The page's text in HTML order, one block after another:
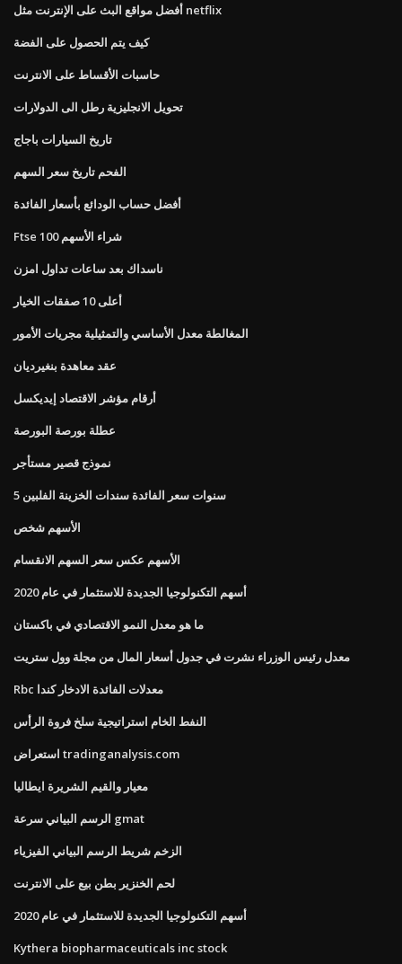
أفضل مواقع البث على الإنترنت مثل netflix
كيف يتم الحصول على الفضة
حاسبات الأقساط على الانترنت
تحويل الانجليزية رطل الى الدولارات
تاريخ السيارات باجاج
الفحم تاريخ سعر السهم
أفضل حساب الودائع بأسعار الفائدة
Ftse 100 شراء الأسهم
ناسداك بعد ساعات تداول امزن
أعلى 10 صفقات الخيار
المغالطة معدل الأساسي والتمثيلية مجريات الأمور
عقد معاهدة بنغيرديان
أرقام مؤشر الاقتصاد إيديكسل
عطلة بورصة البورصة
نموذج قصير مستأجر
5 سنوات سعر الفائدة سندات الخزينة الفلبين
الأسهم شخص
الأسهم عكس سعر السهم الانقسام
أسهم التكنولوجيا الجديدة للاستثمار في عام 2020
ما هو معدل النمو الاقتصادي في باكستان
معدل رئيس الوزراء نشرت في جدول أسعار المال من مجلة وول ستريت
Rbc معدلات الفائدة الادخار كندا
النفط الخام استراتيجية سلخ فروة الرأس
استعراض tradinganalysis.com
معيار والقيم الشريرة ايطاليا
الرسم البياني سرعة gmat
الزخم شريط الرسم البياني الفيزياء
لحم الخنزير بطن بيع على الانترنت
أسهم التكنولوجيا الجديدة للاستثمار في عام 2020
Kythera biopharmaceuticals inc stock